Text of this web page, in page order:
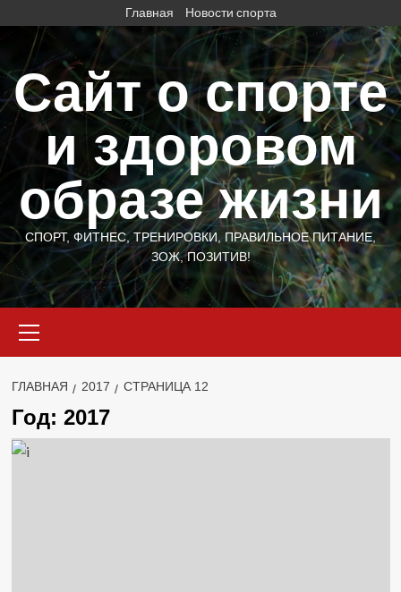
содержимому
Главная Новости спорта
Сайт о спорте
и здоровом
образе жизни
СПОРТ, ФИТНЕС, ТРЕНИРОВКИ, ПРАВИЛЬНОЕ ПИТАНИЕ,
ЗОЖ, ПОЗИТИВ!
меню
ГЛАВНАЯ 2017 СТРАНИЦА 12
Год: 2017